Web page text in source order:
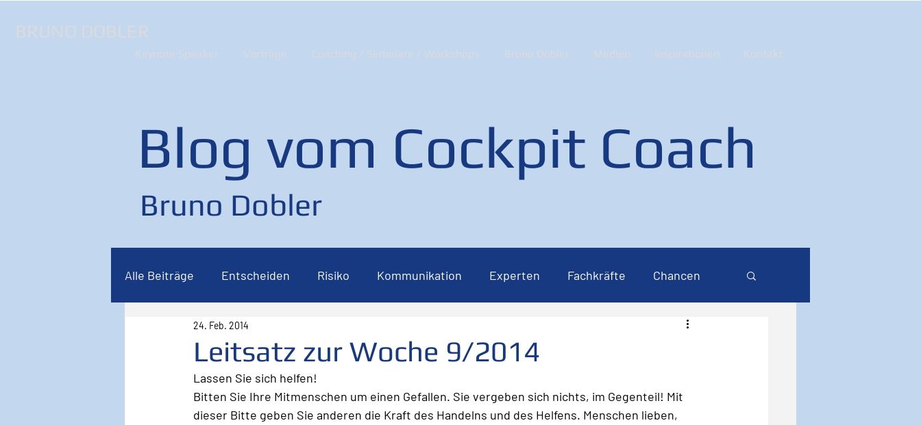
BRUNO DOBLER
Keynote Speaker Vorträge Coaching / Seminare / Workshops Bruno Dobler Medien Inspirationen Kontakt
Blog vom Cockpit Coach
Bruno Dobler
Alle Beiträge Entscheiden Risiko Kommunikation Experten Fachkräfte Chancen
Lebenspilot
Sicherheit Inspiration
Leitsatz zur Woche 9/2014
24. Feb. 2014
Lassen Sie sich helfen!
Bitten Sie Ihre Mitmenschen um einen Gefallen. Sie vergeben sich nichts, im Gegenteil! Mit
dieser Bitte geben Sie anderen die Kraft des Handelns und des Helfens. Menschen lieben,